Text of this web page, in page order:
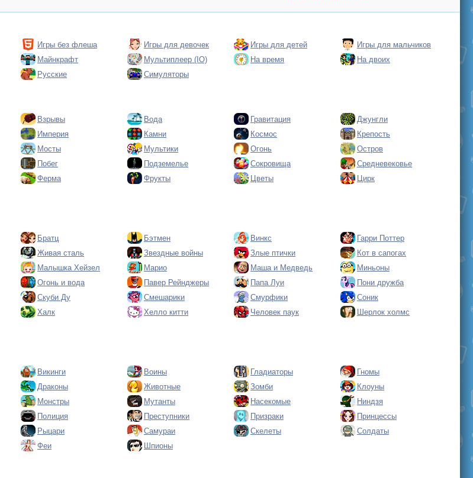
Игры без флеша Игры для девочек Игры для детей
Игры для мальчиков
Майнкрафт Мультиплеер (IO) На время
На двоих
Русские Симуляторы
Взрывы Вода Гравитация
Джунгли
Империя Камни Космос
Крепость
Мосты Мультики Огонь
Остров
Побег Подземелье Сокровища
Средневековье
Ферма Фрукты Цветы
Цирк
Братц Бэтмен Винкс
Гарри Поттер
Живая сталь Звездные войны Злые птички
Кот в сапогах
Малышка Хейзел Марио Маша и Медведь
Миньоны
Огонь и вода Павер Рейнджеры Папа Луи
Пони дружба
Скуби Ду Смешарики Смурфики
Соник
Халк Хелло китти Человек паук
Шерлок холмс
Викинги Воины Гладиаторы
Гномы
Драконы Животные Зомби
Клоуны
Монстры Мутанты Насекомые
Ниндзя
Полиция Преступники Призраки
Принцессы
Рыцари Самураи Скелеты
Солдаты
Феи Шпионы